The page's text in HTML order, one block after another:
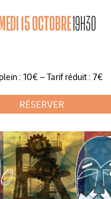
15 OCTOBRE19H30
: 10€ – Tarif réduit : 7€
RÉSERVER